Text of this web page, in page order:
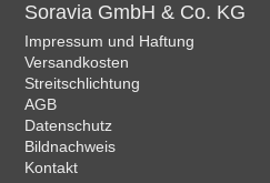
Soravia GmbH & Co. KG
Impressum und Haftung
Versandkosten
Streitschlichtung
AGB
Datenschutz
Bildnachweis
Kontakt